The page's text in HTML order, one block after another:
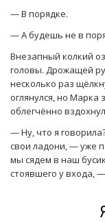
— В порядке.
— А будешь не в
Внезапный колкий
головы. Дрожащей
несколько раз
оглянулся, но
облегчённо
— Ну, что я
свои ладони, — уже
мы сядем в наш
стоявшего у входа,